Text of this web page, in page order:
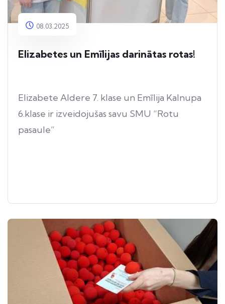
08.03.2025
Elizabetes un Emīlijas darinātas rotas!
Elizabete Aldere 7. klase un Emīlija Kalnupa
6.klase ir izveidojušas savu SMU “Rotu
pasaule”